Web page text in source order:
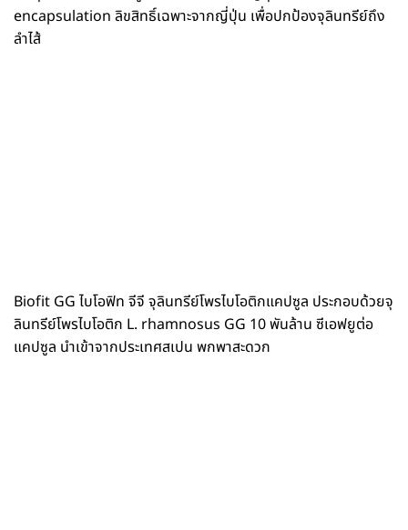
encapsulation ลิขสิทธิ์เฉพาะจากญี่ปุ่น เพื่อปกป้องจุลินทรีย์ถึง
ลำไส้
Biofit GG ไบโอฟิท จีจี จุลินทรีย์โพรไบโอติกแคปซูล ประกอบด้วยจุ
ลินทรีย์โพรไบโอติก L. rhamnosus GG 10 พันล้าน ซีเอฟยูต่อ
แคปซูล นำเข้าจากประเทศสเปน พกพาสะดวก